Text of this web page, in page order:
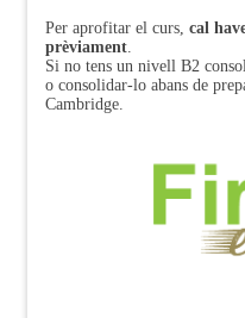
Per aprofitar el curs, cal
prèviament
Si no tens un nivell B2
o consolidar-lo abans de
Cambridge.